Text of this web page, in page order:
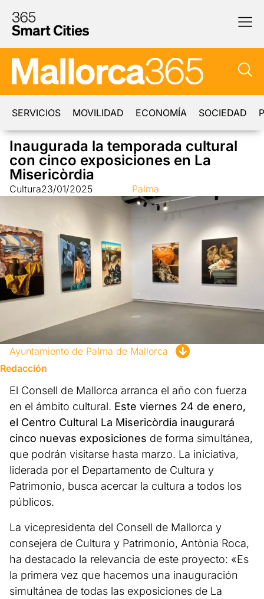
SERVICIOS MOVILIDAD ECONOMÍA SOCIEDAD
Inaugurada la temporada cultural
con cinco exposiciones en La
Misericòrdia
Cultura23/01/2025 Palma
Ayuntamiento de Palma de Mallorca
Redacción
El Consell de Mallorca arranca el año con fuerza
en el ámbito cultural. Este viernes 24 de enero,
el Centro Cultural La Misericòrdia inaugurará
cinco nuevas exposiciones de forma simultánea,
que podrán visitarse hasta marzo. La iniciativa,
liderada por el Departamento de Cultura y
Patrimonio, busca acercar la cultura a todos los
públicos.
La vicepresidenta del Consell de Mallorca y
consejera de Cultura y Patrimonio, Antònia Roca,
ha destacado la relevancia de este proyecto: «Es
la primera vez que hacemos una inauguración
simultánea de todas las exposiciones de La